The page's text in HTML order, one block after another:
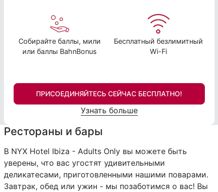
Собирайте баллы, мили
или баллы BahnBonus
Бесплатный безлимитный
Wi-Fi
ПРИСОЕДИНЯЙТЕСЬ СЕЙЧАС БЕСПЛАТНО!
Узнать больше
Рестораны и бары
В NYX Hotel Ibiza - Adults Only вы можете быть
уверены, что вас угостят удивительными
деликатесами, приготовленными нашими поварами.
Завтрак, обед или ужин - мы позаботимся о вас! Вы